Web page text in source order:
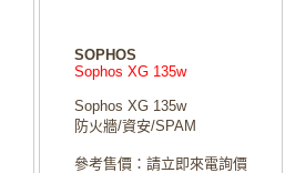
SOPHOS
Sophos XG 135w
Sophos XG 135w
防火牆/資安/SPAM
參考售價：請立即來電詢價